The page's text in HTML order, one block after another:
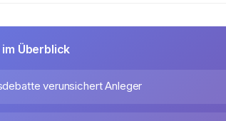
Überblick
verunsichert Anleger